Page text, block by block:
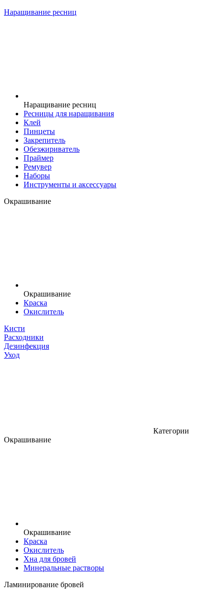
Наращивание ресниц
Наращивание ресниц
Ресницы для наращивания
Клей
Пинцеты
Закрепитель
Обезжириватель
Праймер
Ремувер
Наборы
Инструменты и аксессуары
Окрашивание
Окрашивание
Краска
Окислитель
Кисти
Расходники
Дезинфекция
Уход
Категории
Окрашивание
Окрашивание
Краска
Окислитель
Хна для бровей
Минеральные растворы
Ламинирование бровей